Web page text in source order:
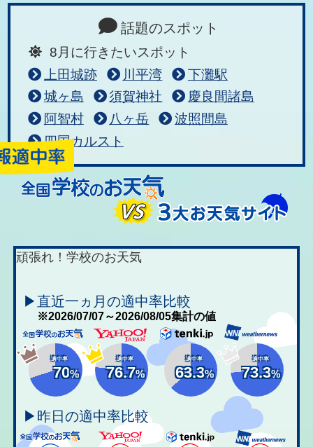
話題のスポット
8月に行きたいスポット
上田城跡
川平湾
下灘駅
城ヶ島
須賀神社
慶良間諸島
阿智村
八ヶ岳
波照間島
四国カルスト
頑張れ！学校のお天気
▶直近一ヵ月の適中率比較
※2026/07/07～2026/08/05集計の値
適中率
70%
適中率
76.7%
適中率
63.3%
適中率
73.3%
▶昨日の適中率比較